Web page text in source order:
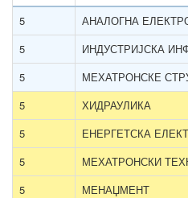
5
АНАЛОГНА
5
ИНДУСТРИЈСКА
5
МЕХАТРОНСКЕ
5
ХИДРАУЛИКА
5
ЕНЕРГЕТСКА
5
МЕХАТРОНСКИ
5
МЕНАЏМЕНТ